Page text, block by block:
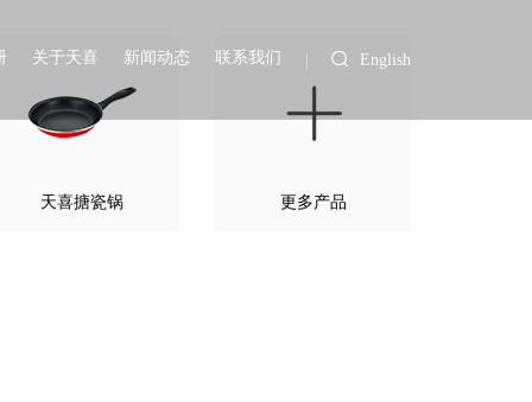
关于天喜 新闻动态 联系我们 English
天喜搪瓷锅 更多产品